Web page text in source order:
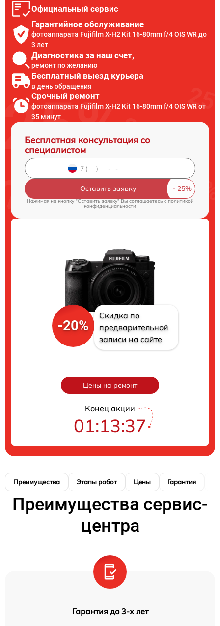
Официальный сервис
Гарантийное обслуживание
фотоаппарата Fujifilm X-H2 Kit 16-80mm f/4 OIS WR до
3 лет
Диагностика за наш счет,
ремонт по желанию
Бесплатный выезд курьера
в день обращения
Срочный ремонт
фотоаппарата Fujifilm X-H2 Kit 16-80mm f/4 OIS WR от
35 минут
Бесплатная консультация со
специалистом
Оставить заявку
Нажимая на кнопку "Оставить заявку" Вы соглашаетесь c политикой
конфиденциальности
-20%
Скидка по
предварительной
записи на сайте
Цены на ремонт
Конец акции
01:13:36
Преимущества Этапы работ Цены Гарантия
Преимущества сервис-
центра
Гарантия до 3-х лет